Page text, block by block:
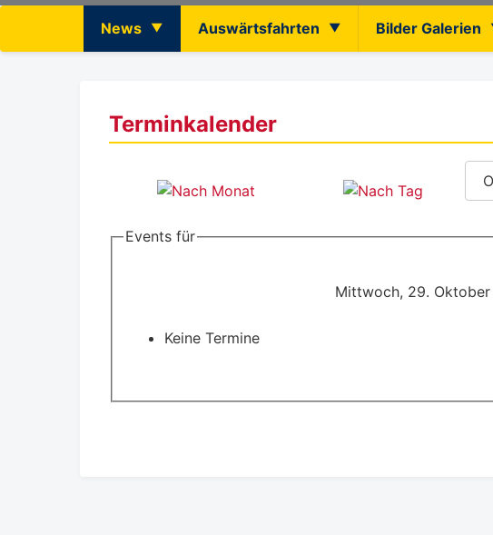
News Auswärtsfahrten Bilder Galerien
Terminkalender
Events für
Mittwoch, 29.
Keine Termine